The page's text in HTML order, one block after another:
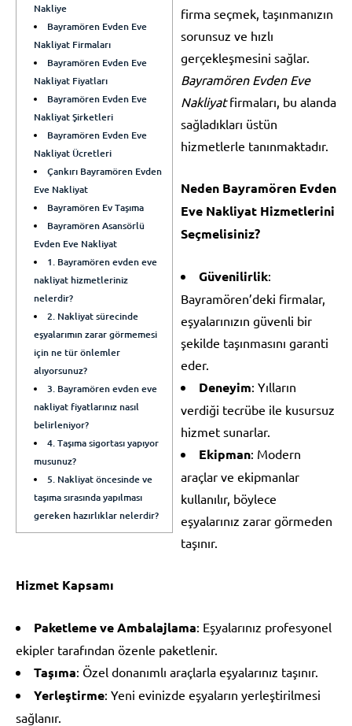
Nakliye
Bayramören Evden Eve
Nakliyat Firmaları
Bayramören Evden Eve
Nakliyat Fiyatları
Bayramören Evden Eve
Nakliyat Şirketleri
Bayramören Evden Eve
Nakliyat Ücretleri
Çankırı Bayramören Evden
Eve Nakliyat
Bayramören Ev Taşıma
Bayramören Asansörlü
Evden Eve Nakliyat
1. Bayramören evden eve
nakliyat hizmetleriniz
nelerdir?
2. Nakliyat sürecinde
eşyalarımın zarar görmemesi
için ne tür önlemler
alıyorsunuz?
3. Bayramören evden eve
nakliyat fiyatlarınız nasıl
belirleniyor?
4. Taşıma sigortası yapıyor
musunuz?
5. Nakliyat öncesinde ve
taşıma sırasında yapılması
gereken hazırlıklar nelerdir?
firma seçmek, taşınmanızın
sorunsuz ve hızlı
gerçekleşmesini sağlar.
Bayramören Evden Eve
Nakliyatfirmaları, bu alanda
sağladıkları üstün
hizmetlerle tanınmaktadır.
Neden Bayramören Evden
Eve Nakliyat Hizmetlerini
Seçmelisiniz?
Güvenilirlik:
Bayramören’deki firmalar,
eşyalarınızın güvenli bir
şekilde taşınmasını garanti
eder.
Deneyim: Yılların
verdiği tecrübe ile kusursuz
hizmet sunarlar.
Ekipman: Modern
araçlar ve ekipmanlar
kullanılır, böylece
eşyalarınız zarar görmeden
taşınır.
Hizmet Kapsamı
Paketleme ve Ambalajlama: Eşyalarınız profesyonel
ekipler tarafından özenle paketlenir.
Taşıma: Özel donanımlı araçlarla eşyalarınız taşınır.
Yerleştirme: Yeni evinizde eşyaların yerleştirilmesi
sağlanır.